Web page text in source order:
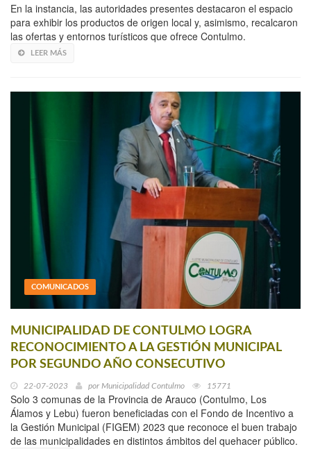
En la instancia, las autoridades presentes destacaron el espacio
para exhibir los productos de origen local y, asimismo, recalcaron
las ofertas y entornos turísticos que ofrece Contulmo.
LEER MÁS
COMUNICADOS
MUNICIPALIDAD DE CONTULMO LOGRA
RECONOCIMIENTO A LA GESTIÓN MUNICIPAL
POR SEGUNDO AÑO CONSECUTIVO
22-07-2023 por Municipalidad Contulmo 15771
Solo 3 comunas de la Provincia de Arauco (Contulmo, Los
Álamos y Lebu) fueron beneficiadas con el Fondo de Incentivo a
la Gestión Municipal (FIGEM) 2023 que reconoce el buen trabajo
de las municipalidades en distintos ámbitos del quehacer público.